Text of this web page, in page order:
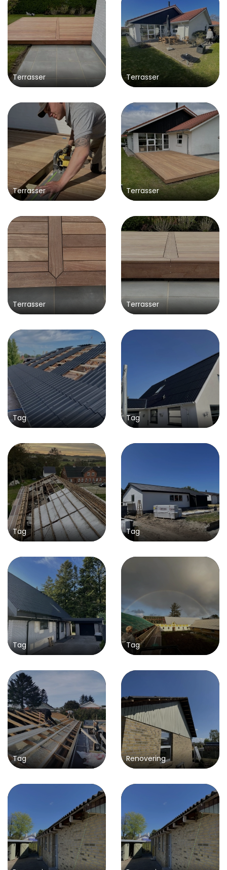
Terrasser Terrasser
Terrasser Terrasser
Terrasser Terrasser
Tag Tag
Tag Tag
Tag Tag
Tag Renovering